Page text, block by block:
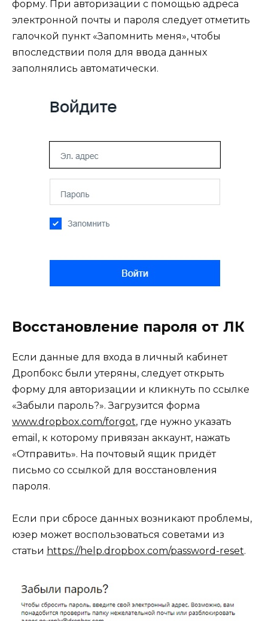
форму. При авторизации с помощью адреса
электронной почты и пароля следует отметить
галочкой пункт «Запомнить меня», чтобы
впоследствии поля для ввода данных
заполнялись автоматически.
Восстановление пароля от ЛК
Если данные для входа в личный кабинет
Дропбокс были утеряны, следует открыть
форму для авторизации и кликнуть по ссылке
«Забыли пароль?». Загрузится форма
www.dropbox.com/forgot, где нужно указать
email, к которому привязан аккаунт, нажать
«Отправить». На почтовый ящик придёт
письмо со ссылкой для восстановления
пароля.
Если при сбросе данных возникают проблемы,
юзер может воспользоваться советами из
статьи https://help.dropbox.com/password-reset.